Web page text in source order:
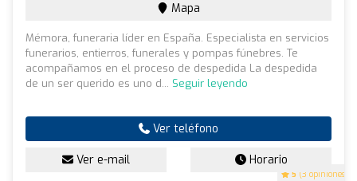
5 (3 opiniones)
Mapa
Mémora, funeraria líder en España. Especialista en servicios
funerarios, entierros, funerales y pompas fúnebres. Te
acompañamos en el proceso de despedida La despedida
de un ser querido es uno d... Seguir leyendo
Ver teléfono
Ver e-mail Horario